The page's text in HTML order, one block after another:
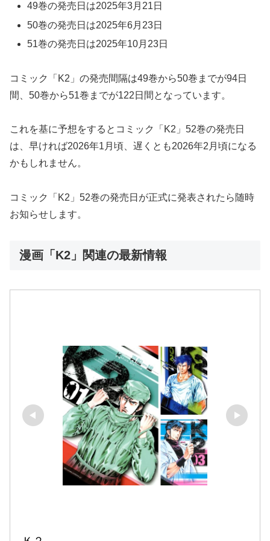
49巻の発売日は2025年3月21日
50巻の発売日は2025年6月23日
51巻の発売日は2025年10月23日
コミック「K2」の発売間隔は49巻から50巻までが94日
間、50巻から51巻までが122日間となっています。
これを基に予想をするとコミック「K2」52巻の発売日
は、早ければ2026年1月頃、遅くとも2026年2月頃になる
かもしれません。
コミック「K2」52巻の発売日が正式に発表されたら随時
お知らせします。
漫画「K2」関連の最新情報